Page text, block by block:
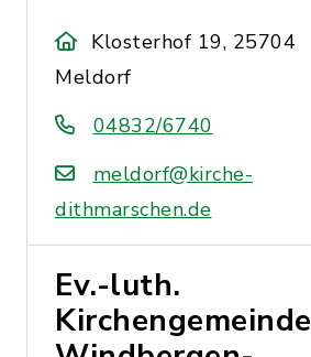
Klosterhof 19, 25704
Meldorf
04832/6740
meldorf@kirche-
dithmarschen.de
Ev.-luth.
Kirchengemeinde